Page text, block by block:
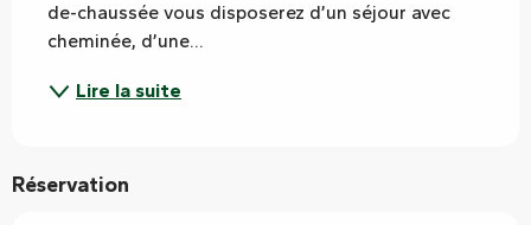
de-chaussée vous disposerez d’un séjour avec
cheminée, d’une...
Lire la suite
Réservation